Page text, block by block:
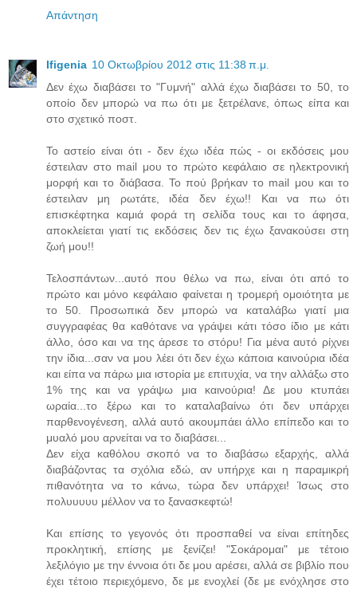
Απάντηση
Ifigenia 10 Οκτωβρίου 2012 στις 11:38 π.μ.
Δεν έχω διαβάσει το "Γυμνή" αλλά έχω διαβάσει το 50, το
οποίο δεν μπορώ να πω ότι με ξετρέλανε, όπως είπα και
στο σχετικό ποστ.
Το αστείο είναι ότι - δεν έχω ιδέα πώς - οι εκδόσεις μου
έστειλαν στο mail μου το πρώτο κεφάλαιο σε ηλεκτρονική
μορφή και το διάβασα. Το πού βρήκαν το mail μου και το
έστειλαν μη ρωτάτε, ιδέα δεν έχω!! Και να πω ότι
επισκέφτηκα καμιά φορά τη σελίδα τους και το άφησα,
αποκλείεται γιατί τις εκδόσεις δεν τις έχω ξανακούσει στη
ζωή μου!!
Τελοσπάντων...αυτό που θέλω να πω, είναι ότι από το
πρώτο και μόνο κεφάλαιο φαίνεται η τρομερή ομοιότητα με
το 50. Προσωπικά δεν μπορώ να καταλάβω γιατί μια
συγγραφέας θα καθότανε να γράψει κάτι τόσο ίδιο με κάτι
άλλο, όσο και να της άρεσε το στόρυ! Για μένα αυτό ρίχνει
την ίδια...σαν να μου λέει ότι δεν έχω κάποια καινούρια ιδέα
και είπα να πάρω μια ιστορία με επιτυχία, να την αλλάξω στο
1% της και να γράψω μια καινούρια! Δε μου κτυπάει
ωραία...το ξέρω και το καταλαβαίνω ότι δεν υπάρχει
παρθενογένεση, αλλά αυτό ακουμπάει άλλο επίπεδο και το
μυαλό μου αρνείται να το διαβάσει...
Δεν είχα καθόλου σκοπό να το διαβάσω εξαρχής, αλλά
διαβάζοντας τα σχόλια εδώ, αν υπήρχε και η παραμικρή
πιθανότητα να το κάνω, τώρα δεν υπάρχει! Ίσως στο
πολυυυυυ μέλλον να το ξανασκεφτώ!
Και επίσης το γεγονός ότι προσπαθεί να είναι επίτηδες
προκλητική, επίσης με ξενίζει! "Σοκάρομαι" με τέτοιο
λεξιλόγιο με την έννοια ότι δε μου αρέσει, αλλά σε βιβλίο που
έχει τέτοιο περιεχόμενο, δε με ενοχλεί (δε με ενόχλησε στο